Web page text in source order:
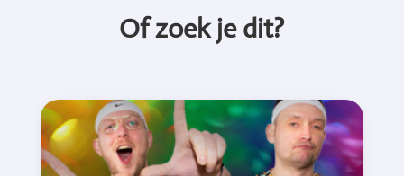
Of zoek je dit?